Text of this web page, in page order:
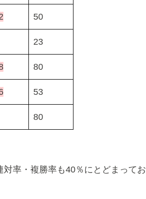
50
23
80
53
80
対率・複勝率も40％にとどまってお